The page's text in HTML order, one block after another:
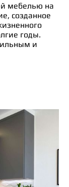
мебелью на
созданное
годы.
и